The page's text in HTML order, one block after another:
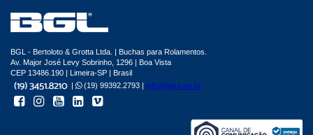
BGL - Bertoloto & Grotta Ltda. | Buchas para Rolamentos.
Av. Major José Levy Sobrinho, 1296 | Boa Vista
CEP 13486.190 | Limeira-SP | Brasil
|
(19) 99392.2793 | info@bgl.com.br